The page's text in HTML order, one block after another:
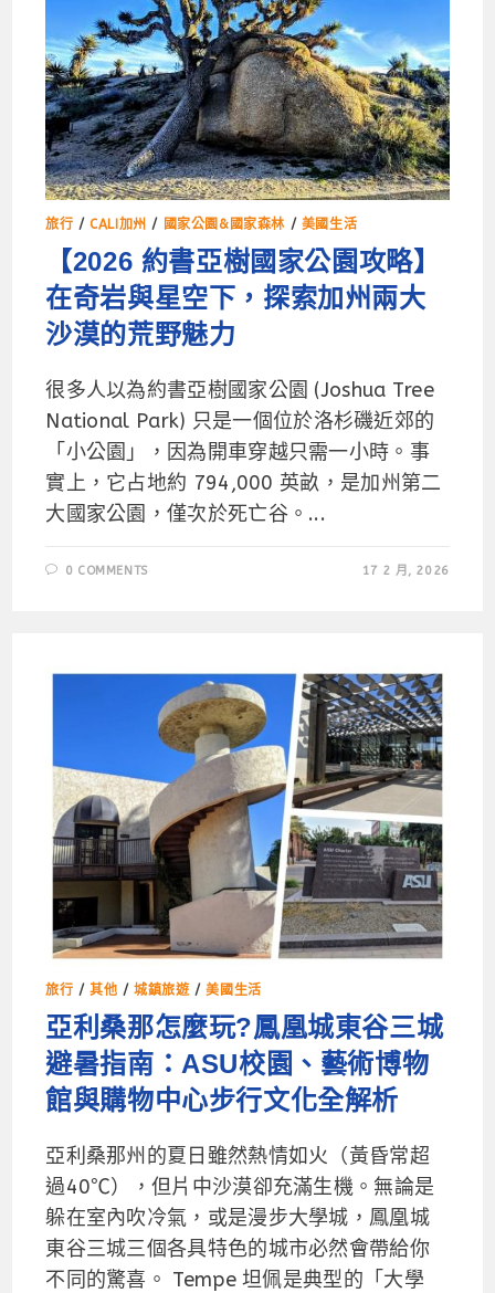
旅行 /CALI加州 / 國家公園&國家森林 / 美國生活
【2026 約書亞樹國家公園攻略】
在奇岩與星空下，探索加州兩大
沙漠的荒野魅力
很多人以為約書亞樹國家公園 (Joshua Tree
National Park) 只是一個位於洛杉磯近郊的
「小公園」，因為開車穿越只需一小時。事
實上，它占地約 794,000 英畝，是加州第二
大國家公園，僅次於死亡谷。...
0 COMMENTS 17 2 月, 2026
旅行 /其他 /城鎮旅遊 /美國生活
亞利桑那怎麼玩?鳳凰城東谷三城
避暑指南：ASU校園、藝術博物
館與購物中心步行文化全解析
亞利桑那州的夏日雖然熱情如火（黃昏常超
過40℃），但片中沙漠卻充滿生機。無論是
躲在室內吹冷氣，或是漫步大學城，鳳凰城
東谷三城三個各具特色的城市必然會帶給你
不同的驚喜。 Tempe 坦佩是典型的「大學